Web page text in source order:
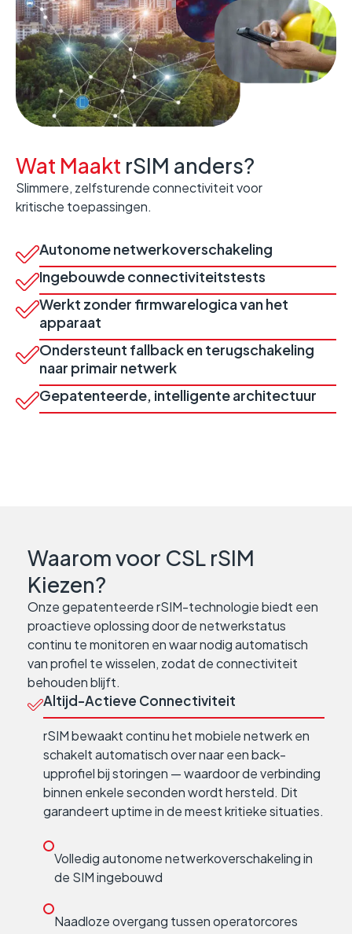
Wat Maakt rSIM anders?
Slimmere, zelfsturende connectiviteit voor
kritische toepassingen.
Autonome netwerkoverschakeling
Ingebouwde connectiviteitstests
Werkt zonder firmwarelogica van het
apparaat
Ondersteunt fallback en terugschakeling
naar primair netwerk
Gepatenteerde, intelligente architectuur
Waarom voor CSL rSIM
Kiezen?
Onze gepatenteerde rSIM-technologie biedt een
proactieve oplossing door de netwerkstatus
continu te monitoren en waar nodig automatisch
van profiel te wisselen, zodat de connectiviteit
behouden blijft.
Altijd-Actieve Connectiviteit
rSIM bewaakt continu het mobiele netwerk en
schakelt automatisch over naar een back-
upprofiel bij storingen — waardoor de verbinding
binnen enkele seconden wordt hersteld. Dit
garandeert uptime in de meest kritieke situaties.
Volledig autonome netwerkoverschakeling in
de SIM ingebouwd
Naadloze overgang tussen operatorcores